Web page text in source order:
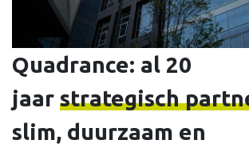
Quadrance: al 20
jaar strategisch
slim, duurzaam en